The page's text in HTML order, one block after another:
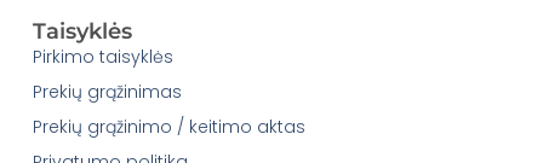
Taisyklės
Pirkimo taisyklės
Prekių grąžinimas
Prekių grąžinimo / keitimo aktas